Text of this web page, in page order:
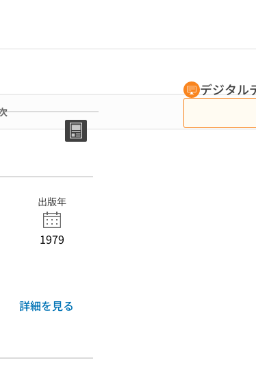
デジタル
出版年
1979
詳細を見る